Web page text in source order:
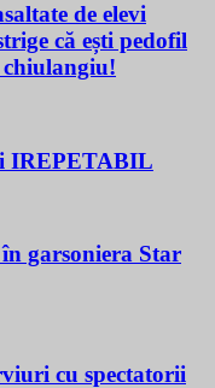
de elevi
că ești pedofil
chiulangiu!
IREPETABIL
garsoniera Star
cu spectatorii